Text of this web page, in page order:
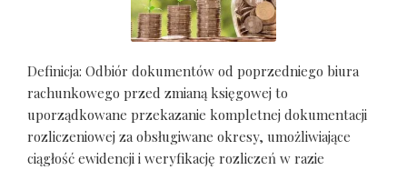
Definicja: Odbiór dokumentów od poprzedniego biura
rachunkowego przed zmianą księgowej to
uporządkowane przekazanie kompletnej dokumentacji
rozliczeniowej za obsługiwane okresy, umożliwiające
ciągłość ewidencji i weryfikację rozliczeń w razie